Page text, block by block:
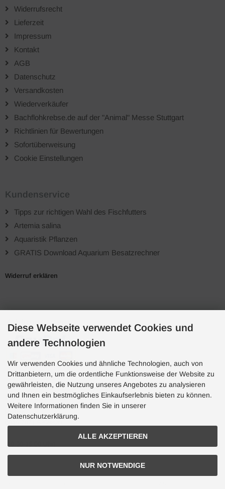
Widerrufsrecht
Lieferzeit
Impressum
Kontakt
AGB
Datenschutz
Versandkosten
Wiederverkäufer
Bachflohkrebse.de auf der "Animal" Messe Stuttgart
Richtlinien für Bewertungen
Sofortüberweisung
Cookie Einstellungen
Kundenservice
Tipps zur richtigen Wahl des Fischfutters
Artemia salina
Aquaristik Pflanzen
GRATIS Download Aquarium Besatzrechner
Widerruf erklären
Zahlungsarten
Hotline
Hotline
(10:30-15:00 Uhr)
Diese Webseite verwendet Cookies und
andere Technologien
Wir verwenden Cookies und ähnliche Technologien, auch von
Drittanbietern, um die ordentliche Funktionsweise der Website zu
gewährleisten, die Nutzung unseres Angebotes zu analysieren
und Ihnen ein bestmögliches Einkaufserlebnis bieten zu können.
Weitere Informationen finden Sie in unserer
Datenschutzerklärung.
ALLE AKZEPTIEREN
NUR NOTWENDIGE